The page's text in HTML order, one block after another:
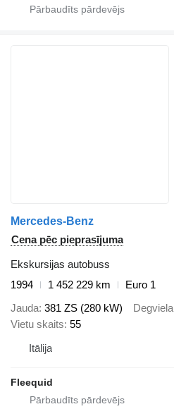
Mercedes-Benz
Cena pēc pieprasījuma
Ekskursijas autobuss
1994
1 452 229 km
Euro 1
Jauda 381 ZS (280 kW) Degviela
Vietu skaits 55
Itālija
Fleequid